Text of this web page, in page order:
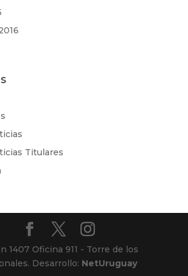
Titulares
1407 Oficina 911 - Torre de los
Desarrollo: NetUruguay